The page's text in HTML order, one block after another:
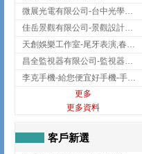
微展光電有限公司-台中光學鍍膜,optical filter taiwan,台灣光學鍍膜
佳岳景觀有限公司-景觀設計公司,台北景觀設計,台北景觀工程,中山區景觀設計
天創娛樂工作室-尾牙表演,春酒表演,板橋尾牙表演
昌全監視器有限公司-監視器安裝,高雄監視器安裝,鳳山區監視器安裝
李克手機-給您便宜好手機-手機收購,屏東手機收購
更多
更多資料
客戶新選